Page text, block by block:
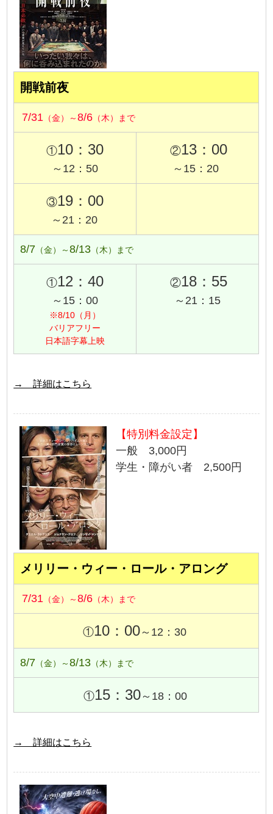
開戦前夜
7/31 （金）～8/6 （木）まで
①10：30
～12：50
②13：00
～15：20
③19：00
～21：20
8/7 （金）～8/13 （木）まで
①12：40
～15：00
※8/10（月）
バリアフリー
日本語字幕上映
②18：55
～21：15
→ 詳細はこちら
【特別料金設定】
一般 3,000円
学生・障がい者 2,500円
メリリー・ウィー・ロール・アロング
7/31 （金）～8/6 （木）まで
①10：00～12：30
8/7 （金）～8/13 （木）まで
①15：30～18：00
→ 詳細はこちら